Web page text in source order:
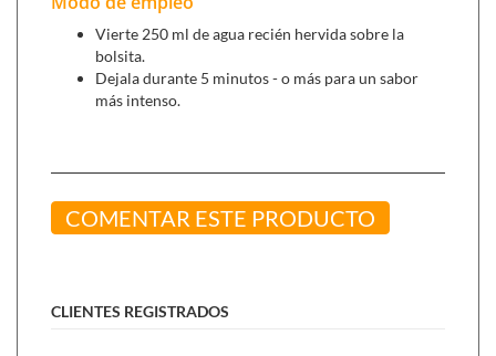
popular por su fresco aroma y tiene un picante ligero,
agradable.
placentera mezcla para conseguir el equilibrio perfecto.
Yogi tea felicicada (17 filtros),para levantar el ánimo y
aportar serenidad.
Vierte 250 ml de agua recién hervida sobre la
bolsita.
Dejala durante 5 minutos - o más para un sabor
más intenso.
COMENTAR ESTE PRODUCTO
CLIENTES REGISTRADOS